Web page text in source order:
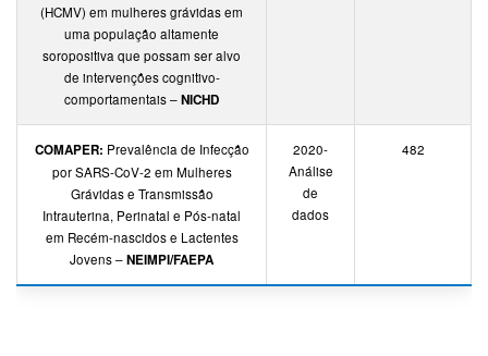
(HCMV) em mulheres grávidas em
uma população altamente
soropositiva que possam ser alvo
de intervenções cognitivo-
comportamentais –NICHD
COMAPER: Prevalência de Infecção
por SARS-CoV-2 em Mulheres
Grávidas e Transmissão
Intrauterina, Perinatal e Pós-natal
em Recém-nascidos e Lactentes
Jovens –NEIMPI/FAEPA
2020-
Análise
de
dados
482